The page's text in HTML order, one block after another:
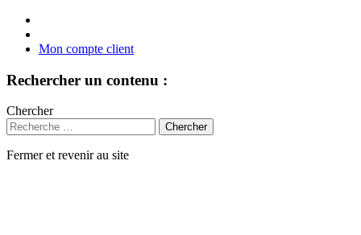
Mon compte client
Rechercher un contenu :
Chercher
Fermer et revenir au site